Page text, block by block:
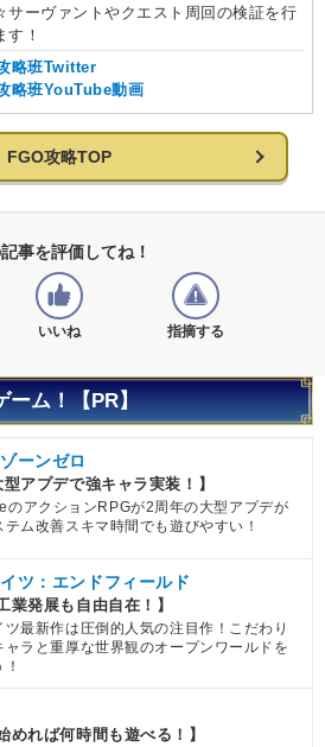
サーヴァントやクエスト周回の検証を行
す！
略班Twitter
略班YouTube動画
FGO攻略TOP
事を評価してね！
いいね 指摘する
ーム！【PR】
ーンゼロ
型アプデで強キャラ実装！】
のアクションRPGが2周年の大型アプデが
テム改善スキマ時間でも遊びやすい！
ツ：エンドフィールド
業発展も自由自在！】
ツ最新作は圧倒的人気の注目作！こだわり
ャラと重厚な世界観のオープンワールドを
めれば何時間も遊べる！】